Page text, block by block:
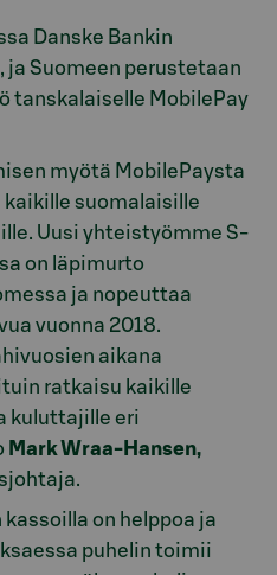
Danske Bankin
Suomeen perustetaan
tanskalaiselle MobilePay
myötä MobilePaysta
suomalaisille
Uusi yhteistyömme S-
on läpimurto
ja nopeuttaa
vuonna 2018.
aikana
ratkaisu kaikille
kuluttajille eri
Mark Wraa-Hansen,
on helppoa ja
puhelin toimii